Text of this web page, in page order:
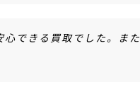
できる買取でした。ま